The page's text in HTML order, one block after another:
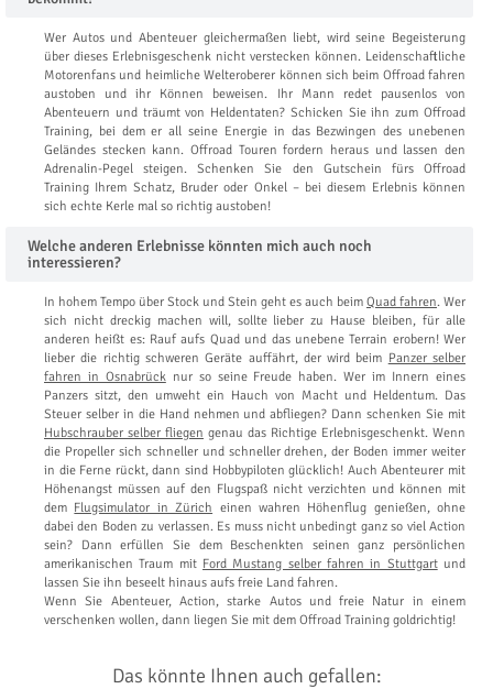
Wer Autos und Abenteuer gleichermaßen liebt, wird seine Begeisterung
über dieses Erlebnisgeschenk nicht verstecken können. Leidenschaftliche
Motorenfans und heimliche Welteroberer können sich beim Offroad fahren
austoben und ihr Können beweisen. Ihr Mann redet pausenlos von
Abenteuern und träumt von Heldentaten? Schicken Sie ihn zum Offroad
Training, bei dem er all seine Energie in das Bezwingen des unebenen
Geländes stecken kann. Offroad Touren fordern heraus und lassen den
Adrenalin-Pegel steigen. Schenken Sie den Gutschein fürs Offroad
Training Ihrem Schatz, Bruder oder Onkel – bei diesem Erlebnis können
sich echte Kerle mal so richtig austoben!
Welche anderen Erlebnisse könnten mich auch noch
interessieren?
In hohem Tempo über Stock und Stein geht es auch beim Quad fahren. Wer
sich nicht dreckig machen will, sollte lieber zu Hause bleiben, für alle
anderen heißt es: Rauf aufs Quad und das unebene Terrain erobern! Wer
lieber die richtig schweren Geräte auffährt, der wird beim Panzer selber
fahren in Osnabrücknur so seine Freude haben. Wer im Innern eines
Panzers sitzt, den umweht ein Hauch von Macht und Heldentum. Das
Steuer selber in die Hand nehmen und abfliegen? Dann schenken Sie mit
Hubschrauber selber fliegen genau das Richtige Erlebnisgeschenkt. Wenn
die Propeller sich schneller und schneller drehen, der Boden immer weiter
in die Ferne rückt, dann sind Hobbypiloten glücklich! Auch Abenteurer mit
Höhenangst müssen auf den Flugspaß nicht verzichten und können mit
dem Flugsimulator in Zürich einen wahren Höhenflug genießen, ohne
dabei den Boden zu verlassen. Es muss nicht unbedingt ganz so viel Action
sein? Dann erfüllen Sie dem Beschenkten seinen ganz persönlichen
amerikanischen Traum mit Ford Mustang selber fahren in Stuttgartund
lassen Sie ihn beseelt hinaus aufs freie Land fahren.
Wenn Sie Abenteuer, Action, starke Autos und freie Natur in einem
verschenken wollen, dann liegen Sie mit dem Offroad Training goldrichtig!
Das könnte Ihnen auch gefallen: